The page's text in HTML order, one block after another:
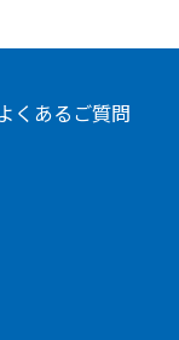
くあるご質問